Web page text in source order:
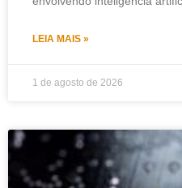
LEIA MAIS »
1 de agosto de 2026